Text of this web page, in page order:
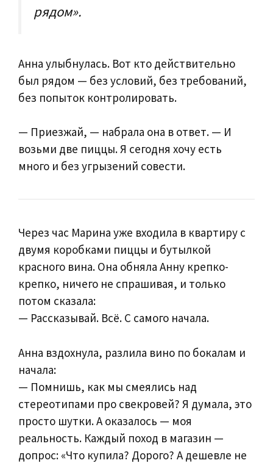
рядом».
Анна улыбнулась. Вот кто действительно
был рядом — без условий, без требований,
без попыток контролировать.
— Приезжай, — набрала она в ответ. — И
возьми две пиццы. Я сегодня хочу есть
много и без угрызений совести.
Через час Марина уже входила в квартиру с
двумя коробками пиццы и бутылкой
красного вина. Она обняла Анну крепко-
крепко, ничего не спрашивая, и только
потом сказала:
— Рассказывай. Всё. С самого начала.
Анна вздохнула, разлила вино по бокалам и
начала:
— Помнишь, как мы смеялись над
стереотипами про свекровей? Я думала, это
просто шутки. А оказалось — моя
реальность. Каждый поход в магазин —
допрос: «Что купила? Дорого? А дешевле не